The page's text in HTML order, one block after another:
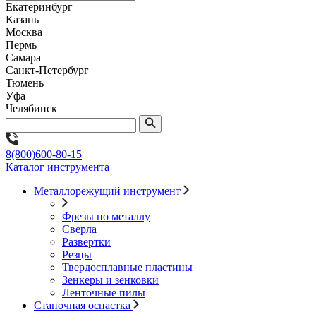
Екатеринбург
Казань
Москва
Пермь
Самара
Санкт-Петербург
Тюмень
Уфа
Челябинск
8(800)600-80-15
Каталог инструмента
Металлорежущий инструмент
Фрезы по металлу
Сверла
Развертки
Резцы
Твердосплавные пластины
Зенкеры и зенковки
Ленточные пилы
Станочная оснастка